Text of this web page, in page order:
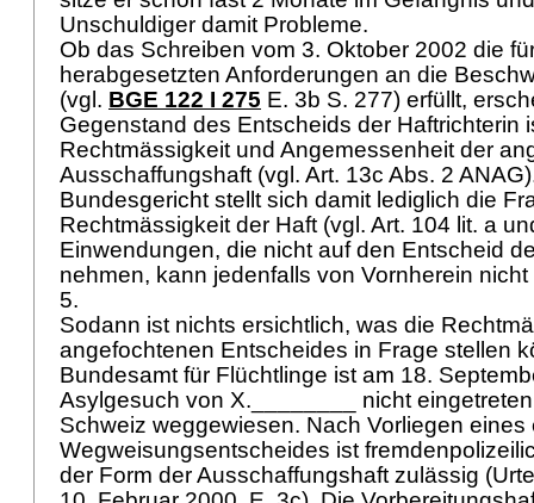
Unschuldiger damit Probleme.
Ob das Schreiben vom 3. Oktober 2002 die
herabgesetzten Anforderungen an die
(vgl. BGE 122 I 275 E. 3b S. 277) erfüllt,
Gegenstand des Entscheids der Haftrichterin
Rechtmässigkeit und Angemessenheit der
Ausschaffungshaft (vgl. Art. 13c Abs. 2 ANAG
Bundesgericht stellt sich damit lediglich die
Rechtmässigkeit der Haft (vgl. Art. 104 lit. a
Einwendungen, die nicht auf den Entscheid
nehmen, kann jedenfalls von Vornherein
5.
Sodann ist nichts ersichtlich, was die
angefochtenen Entscheides in Frage stellen
Bundesamt für Flüchtlinge ist am 18.
Asylgesuch von X.________ nicht
Schweiz weggewiesen. Nach Vorliegen
Wegweisungsentscheides ist
der Form der Ausschaffungshaft zulässig